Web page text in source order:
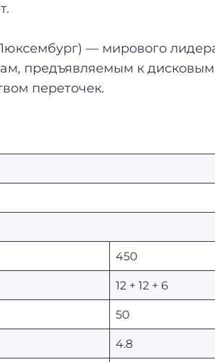
— мирового
предъявляемым к
переточек.
450
12 + 12 + 6
50
4.8